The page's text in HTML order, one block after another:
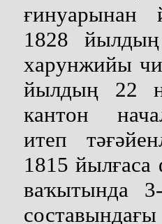
ғинуарынан
1828
харунжийы
йылдың 22
кантон
итеп
1815
ваҡытында